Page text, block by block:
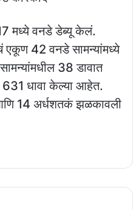
मध्ये वनडे डेब्यू केलं.
एकूण 42 वनडे सामन्यांमध्ये
38 डावात
631 धावा केल्या आहेत.
14 अर्धशतकं झळकावली